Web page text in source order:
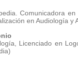
Comunicadora
en Audiología y
Licenciado en